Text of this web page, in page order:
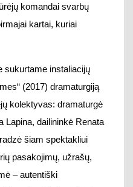
šiam spektakliui
pasakojimų, užrašų,
– autentiški
sukurtoje instaliacijų
atpažįstama
liudija įdomus
– spektaklis „Žalia
kūrybos reikšmingumą
spektaklio kūrėjų